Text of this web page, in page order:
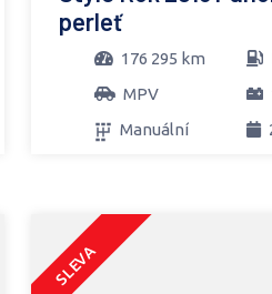
perleť
176 295 km
MPV
Manuální
SLEVA